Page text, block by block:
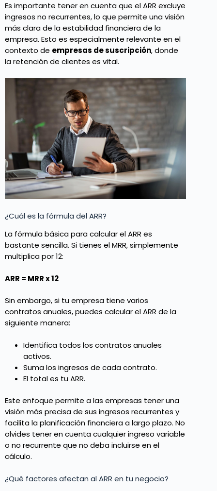
Es importante tener en cuenta que el ARR excluye
ingresos no recurrentes, lo que permite una visión
más clara de la estabilidad financiera de la
empresa. Esto es especialmente relevante en el
contexto de empresas de suscripción, donde
la retención de clientes es vital.
¿Cuál es la fórmula del ARR?
La fórmula básica para calcular el ARR es
bastante sencilla. Si tienes el MRR, simplemente
multiplica por 12:
ARR = MRR x 12
Sin embargo, si tu empresa tiene varios
contratos anuales, puedes calcular el ARR de la
siguiente manera:
Identifica todos los contratos anuales
activos.
Suma los ingresos de cada contrato.
El total es tu ARR.
Este enfoque permite a las empresas tener una
visión más precisa de sus ingresos recurrentes y
facilita la planificación financiera a largo plazo. No
olvides tener en cuenta cualquier ingreso variable
o no recurrente que no deba incluirse en el
cálculo.
¿Qué factores afectan al ARR en tu negocio?